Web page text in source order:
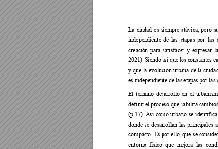
La ciudad es siempre atávica, pero
independiente de las etapas por las
creación para satisfacer y expresar
2021). Siendo así que los constantes
y que la evolución urbana de la
es independiente de las etapas por
El término desarrollo en el
definir el proceso que habilita
(p.17). Así como urbano se
donde se desarrollan las principales
compacto. Es por ello, que se
entorno físico que mejora las